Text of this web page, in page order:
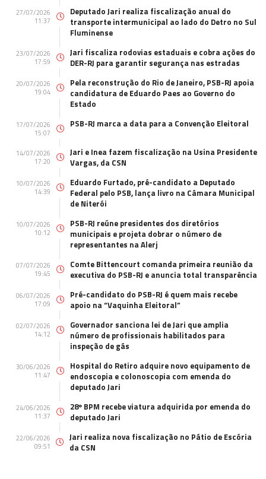
27/07/2026
11:37
Deputado Jari realiza fiscalização anual do
transporte intermunicipal ao lado do Detro no Sul
Fluminense
23/07/2026
17:59
Jari fiscaliza rodovias estaduais e cobra ações do
DER-RJ para garantir segurança nas estradas
20/07/2026
19:04
Pela reconstrução do Rio de Janeiro, PSB-RJ apoia
candidatura de Eduardo Paes ao Governo do
Estado
17/07/2026
15:07
PSB-RJ marca a data para a Convenção Eleitoral
14/07/2026
17:20
Jari e Inea fazem fiscalização na Usina Presidente
Vargas, da CSN
10/07/2026
14:39
Eduardo Furtado, pré-candidato a Deputado
Federal pelo PSB, lança livro na Câmara Municipal
de Niterói
10/07/2026
10:12
PSB-RJ reúne presidentes dos diretórios
municipais e projeta dobrar o número de
representantes na Alerj
07/07/2026
19:45
Comte Bittencourt comanda primeira reunião da
executiva do PSB-RJ e anuncia total transparência
06/07/2026
17:09
Pré-candidato do PSB-RJ é quem mais recebe
apoio na “Vaquinha Eleitoral”
02/07/2026
14:12
Governador sanciona lei de Jari que amplia
número de profissionais habilitados para
inspeção de gás
30/06/2026
11:47
Hospital do Retiro adquire novo equipamento de
endoscopia e colonoscopia com emenda do
deputado Jari
24/06/2026
11:37
28º BPM recebe viatura adquirida por emenda do
deputado Jari
22/06/2026
09:51
Jari realiza nova fiscalização no Pátio de Escória
da CSN